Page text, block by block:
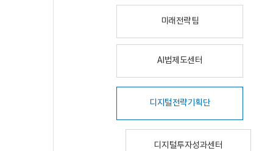
미래전략팀
AI법제도센터
디지털전략기획단
디지털투자성과센터